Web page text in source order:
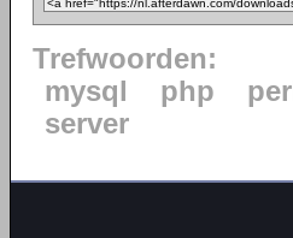
Trefwoorden:
mysql
php
server